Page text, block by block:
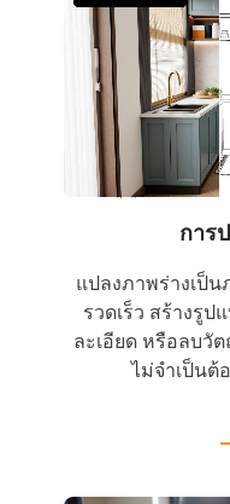
การ
แปลงภาพร่างเป็น
รวดเร็ว สร้างรู
ละเอียด หรือลบวั
ไม่จำเป็นต้